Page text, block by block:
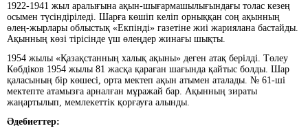
1922-1941 жыл аралығына ақын-шығармашылығындағы толас кезең
осымен түсіндіріледі. Шарға көшіп келіп орныққан соң ақынның
өлең-жырлары облыстық «Екпінді» газетіне жиі жариялана бастайды.
Ақынның көзі тірісінде үш өлеңдер жинағы шықты.
1954 жылы «Қазақстанның халық ақыны» деген атақ берілді. Төлеу
Көбдіков 1954 жылы 81 жасқа қараған шағында қайтыс болды. Шар
қаласының бір көшесі, орта мектеп ақын атымен аталады. № 61-ші
мектепте атамызға арналған мұражай бар. Ақынның зираты
жаңартылып, мемлекеттік қорғауға алынды.
Әдебиеттер: